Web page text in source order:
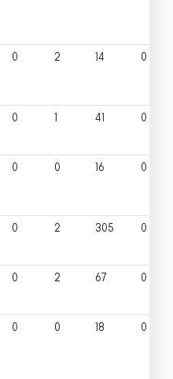
0 2 14 0
0 1 41 0
0 0 16 0
0 2 305 0
0 2 67 0
0 0 18 0